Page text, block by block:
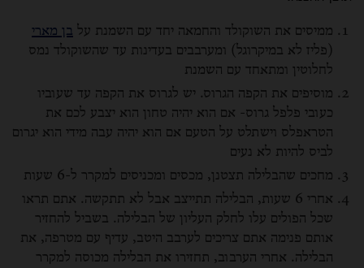
ממיסים את השוקולד והחמאה יחד עם השמנת על בן מארי
(פליז לא במיקרוגל) ומערבבים בעדינות עד שהשוקולד נמס
לחלוטין ומתאחד עם השמנת
מוסיפים את הקפה הגרוס. יש לגרוס את הקפה עד שעוביו
כעובי פלפל גרוס- אם הוא יהיה טחון הוא יצבע לכם את
הטראפלס וישתלט על הטעם אם הוא יהיה עבה מידי הוא יגרום
לביס להיות לא נעים
מחכים שהבלילה תצטנן, מכסים ומכניסים למקרר ל-6 שעות
אחרי 6 שעות, הבלילה תתייצב אבל לא תתקשה. אתם תראו
שכל הפולים עלו לחלק העליון של הבלילה. בשביל להחזיר
אותם פנימה אתם צריכים לערבב היטב, עדיף עם מטרפה, את
הבלילה. אחרי הערבוב, תחזירו את הבלילה מכוסה למקרר